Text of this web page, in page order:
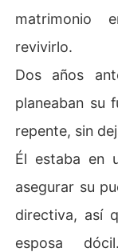
matrimonio
revivirlo.
Dos años
planeaban su
repente, sin
Él estaba en
asegurar su
directiva, así
esposa